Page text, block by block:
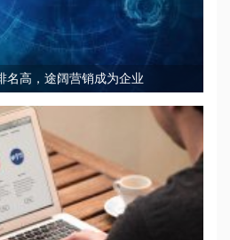
名高，途阔营销成为企业